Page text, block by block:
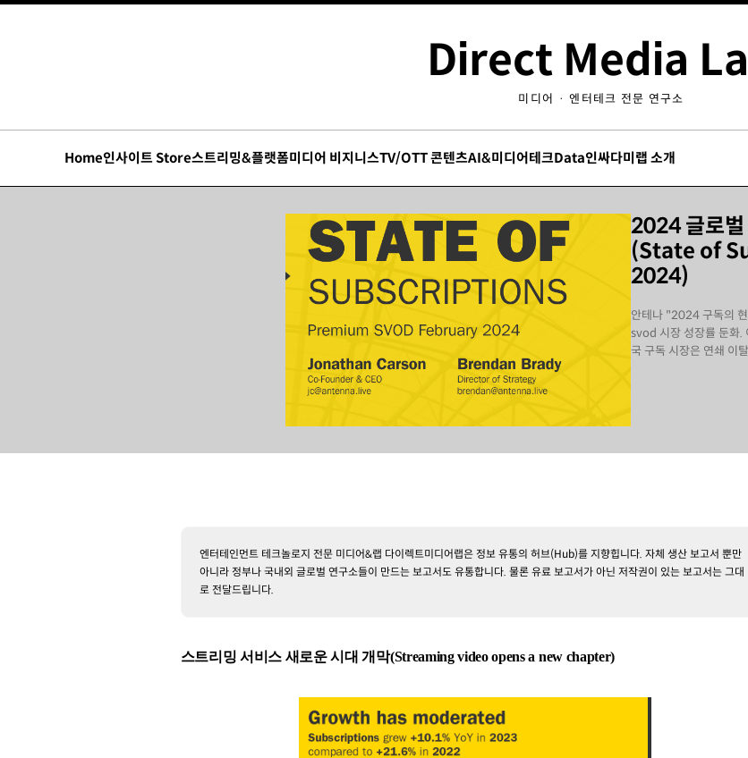
Direct Media
미디어 · 엔터테크 전문 연구소
Home인사이트 Store스트리밍&플랫폼미디어 비지니스TV/OTT 콘텐츠AI&미디어테크Data인싸다미랩 소개
2024 글로벌
(State of
2024)
안테나 "2024 구독의
svod 시장 성장률 둔화.
국 구독 시장은 연쇄 이
엔터테인먼트 테크놀로지 전문 미디어&랩 다이렉트미디어랩은 정보 유통의 허브(Hub)를 지향힙니다. 자체 생산 보고서 뿐만
아니라 정부나 국내외 글로벌 연구소들이 만드는 보고서도 유통합니다. 물론 유료 보고서가 아닌 저작권이 있는 보고서는 그대
로 전달드립니다.
스트리밍 서비스 새로운 시대 개막(Streaming video opens a new chapter)